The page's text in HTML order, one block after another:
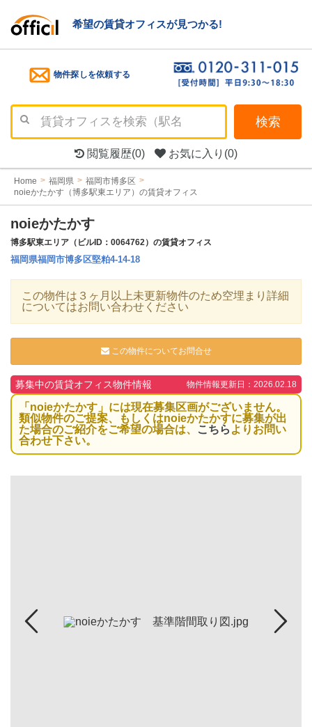
希望の賃貸オフィスが見つかる!
物件探しを依頼する
検索
閲覧履歴(0) お気に入り (0)
Home 福岡県
福岡市博多区
noieかたかす（博多駅東エリア）の賃貸オフィス
noieかたかす
博多駅東エリア（ビルID：0064762）の賃貸オフィス
福岡県福岡市博多区堅粕4-14-18
この物件は３ヶ月以上未更新物件のため空埋まり詳細
についてはお問い合わせください
この物件についてお問合せ
募集中の賃貸オフィス物件情報 物件情報更新日：2026.02.18
「noieかたかす」には現在募集区画がございません。
類似物件のご提案、もしくはnoieかたかすに募集が出
た場合のご紹介をご希望の場合は、
こちら よりお問い
合わせ下さい。